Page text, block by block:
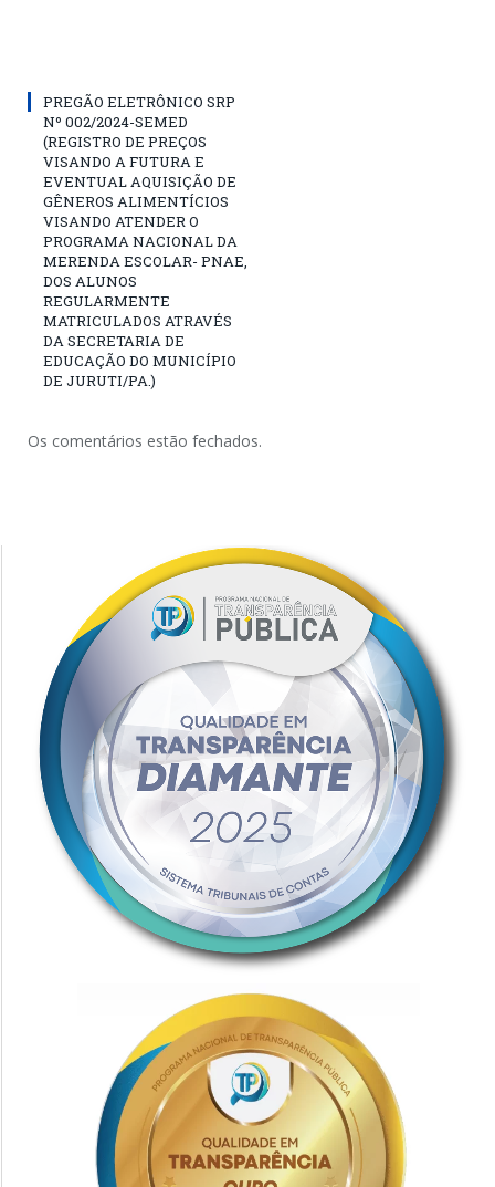
PREGÃO ELETRÔNICO SRP
Nº 002/2024-SEMED
(REGISTRO DE PREÇOS
VISANDO A FUTURA E
EVENTUAL AQUISIÇÃO DE
GÊNEROS ALIMENTÍCIOS
VISANDO ATENDER O
PROGRAMA NACIONAL DA
MERENDA ESCOLAR- PNAE,
DOS ALUNOS
REGULARMENTE
MATRICULADOS ATRAVÉS
DA SECRETARIA DE
EDUCAÇÃO DO MUNICÍPIO
DE JURUTI/PA.)
Os comentários estão fechados.